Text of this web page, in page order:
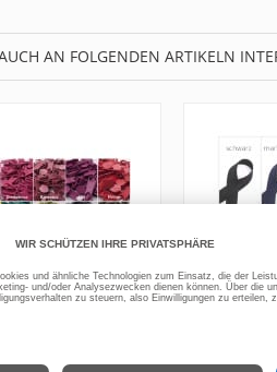
AN FOLGENDEN ARTIKELN